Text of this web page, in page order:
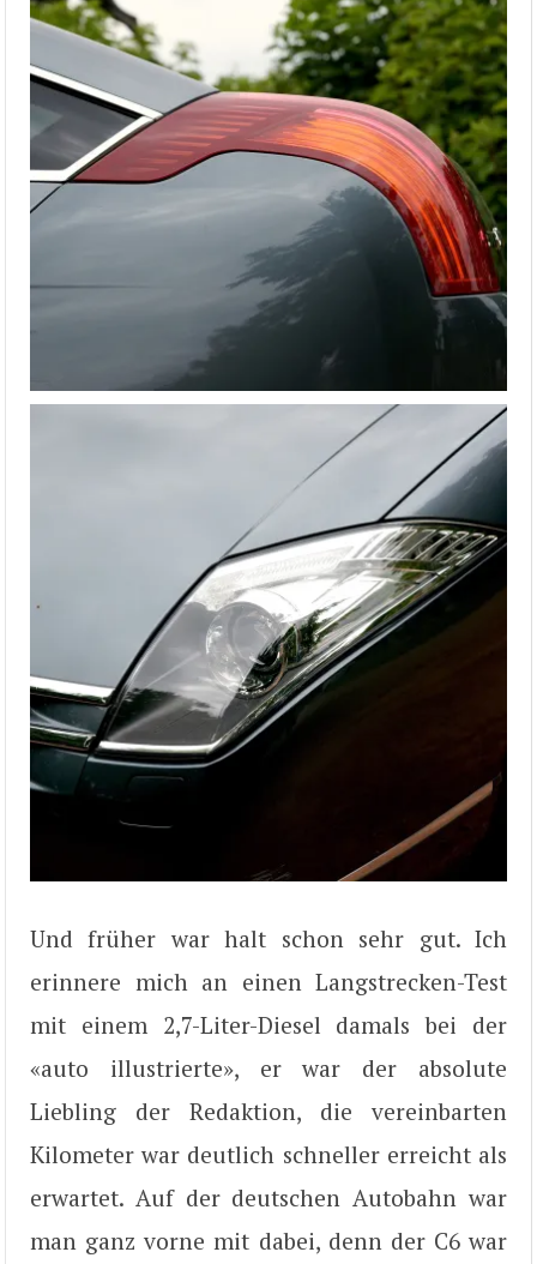
Und früher war halt schon sehr gut. Ich
erinnere mich an einen Langstrecken-Test
mit einem 2,7-Liter-Diesel damals bei der
«auto illustrierte», er war der absolute
Liebling der Redaktion, die vereinbarten
Kilometer war deutlich schneller erreicht als
erwartet. Auf der deutschen Autobahn war
man ganz vorne mit dabei, denn der C6 war